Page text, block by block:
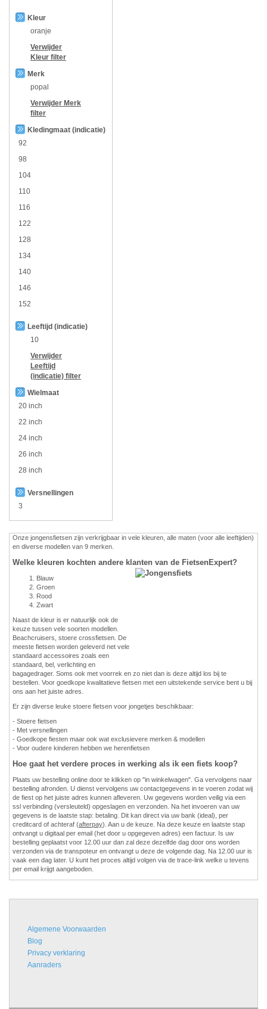
Kleur
oranje
Verwijder
Kleur filter
Merk
popal
Verwijder Merk
filter
Kledingmaat (indicatie)
92
98
104
110
116
122
128
134
140
146
152
Leeftijd (indicatie)
10
Verwijder
Leeftijd
(indicatie) filter
Wielmaat
20 inch
22 inch
24 inch
26 inch
28 inch
Versnellingen
3
Onze jongensfietsen zijn verkrijgbaar in vele kleuren, alle maten (voor alle leeftijden)
en diverse modellen van 9 merken.
Welke kleuren kochten andere klanten van de FietsenExpert?
Blauw
Groen
Rood
Zwart
Naast de kleur is er natuurlijk ook de
keuze tussen vele soorten modellen.
Beachcruisers, stoere crossfietsen. De
meeste fietsen worden geleverd net vele
standaard accessoires zoals een
standaard, bel, verlichting en
bagagedrager. Soms ook met voorrek en zo niet dan is deze altijd los bij te
bestellen. Voor goedkope kwalitatieve fietsen met een uitstekende service bent u bij
ons aan het juiste adres.
Er zijn diverse leuke stoere fietsen voor jongetjes beschikbaar:
- Stoere fietsen
- Met versnellingen
- Goedkope fiesten maar ook wat exclusievere merken & modellen
- Voor oudere kinderen hebben we herenfietsen
Hoe gaat het verdere proces in werking als ik een fiets koop?
Plaats uw bestelling online door te klikken op "in winkelwagen". Ga vervolgens naar
bestelling afronden. U dienst vervolgens uw contactgegevens in te voeren zodat wij
de fiest op het juiste adres kunnen afleveren. Uw gegevens worden veilig via een
ssl verbinding (versleuteld) opgeslagen en verzonden. Na het invoeren van uw
gegevens is de laatste stap: betaling. Dit kan direct via uw bank (ideal), per
creditcard of achteraf (afterpay). Aan u de keuze. Na deze keuze en laatste stap
ontvangt u digitaal per email (het door u opgegeven adres) een factuur. Is uw
bestelling geplaatst voor 12.00 uur dan zal deze dezelfde dag door ons worden
verzonden via de transpoteur en ontvangt u deze de volgende dag. Na 12.00 uur is
vaak een dag later. U kunt het proces altijd volgen via de trace-link welke u tevens
per email krijgt aangeboden.
Algemene Voorwaarden
Blog
Privacy verklaring
Aanraders